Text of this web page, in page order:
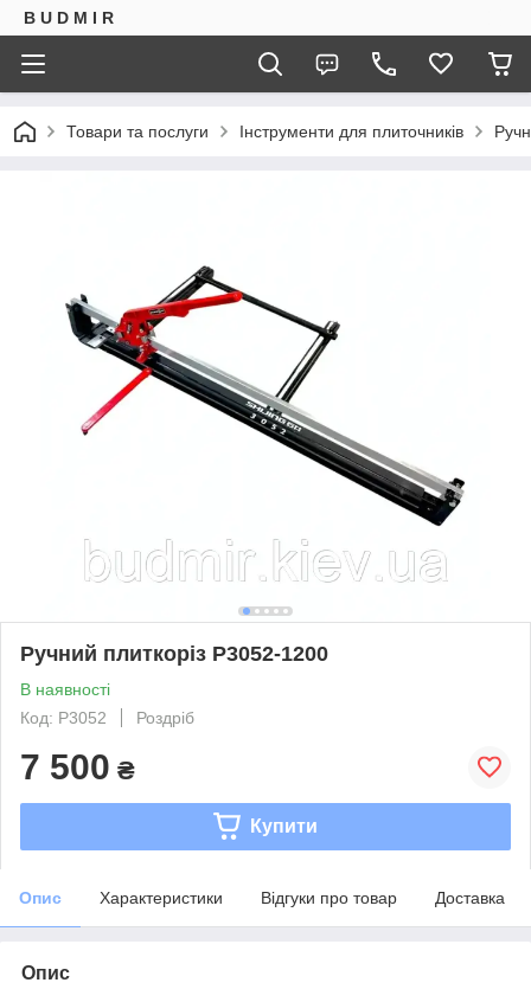
B U D M I R
Товари та послуги Інструменти для плиточників
Ручний плиткоріз P3052-1200
В наявності
Код: P3052
Роздріб
7 500 ₴
Купити
Опис Характеристики Відгуки про товар Доставка
Опис